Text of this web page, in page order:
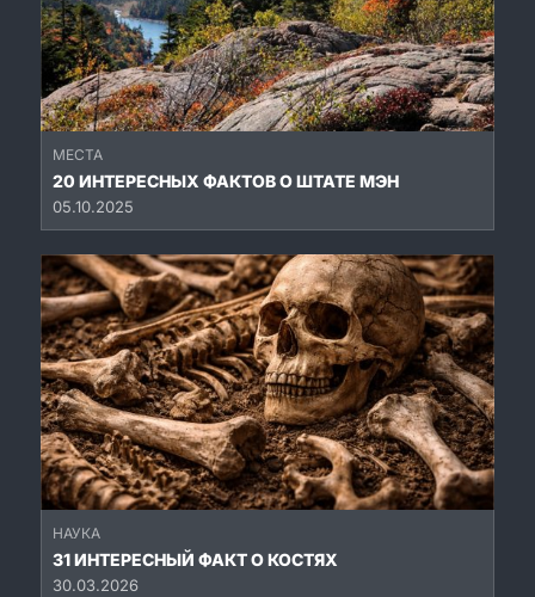
МЕСТА
20 ИНТЕРЕСНЫХ ФАКТОВ О ШТАТЕ МЭН
05.10.2025
НАУКА
31 ИНТЕРЕСНЫЙ ФАКТ О КОСТЯХ
30.03.2026